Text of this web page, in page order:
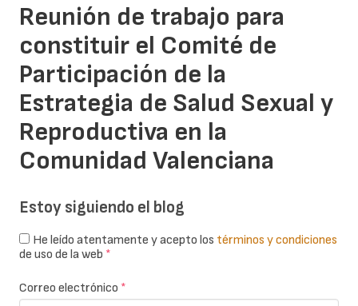
Reunión de trabajo para
constituir el Comité de
Participación de la
Estrategia de Salud Sexual y
Reproductiva en la
Comunidad Valenciana
Estoy siguiendo el blog
He leído atentamente y acepto los términos y condiciones
de uso de la web *
Correo electrónico *